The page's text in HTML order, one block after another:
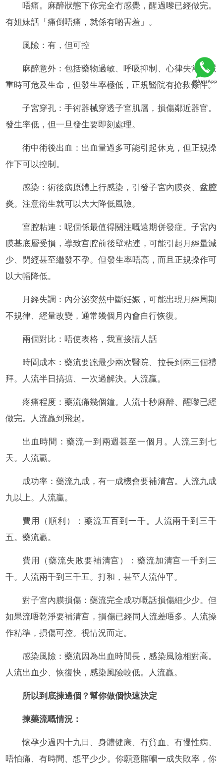
唔痛。麻醉狀態下你完全冇感覺，醒過嚟已經做完。
有姐妹話「痛倒唔痛，就係有啲害羞」。
風險：有，但可控
麻醉意外：包括藥物過敏、呼吸抑制、心律失常。嚴
重時可危及生命，但發生率極低，正規醫院有搶救條件。
子宮穿孔：手術器械穿透子宮肌層，損傷鄰近器官。
發生率低，但一旦發生要即刻處理。
術中術後出血：出血量過多可能引起休克，但正規操
作下可以控制。
感染：術後病原體上行感染，引發子宮內膜炎、 盆腔
炎。注意衛生就可以大大降低風險。
宮腔粘連：呢個係最值得關注嘅遠期併發症。子宮內
膜基底層受損，導致宫腔前後壁粘連，可能引起月經量減
少、閉經甚至繼發不孕。但發生率唔高，而且正規操作可
以大幅降低。
月經失調：內分泌突然中斷妊娠，可能出現月經周期
不規律、經量改變，通常幾個月內會自行恢復。
兩個對比：唔使表格，我直接講人話
時間成本：藥流要跑最少兩次醫院、拉長到兩三個禮
拜。人流半日搞掂、一次過解決。人流贏。
疼痛程度：藥流痛幾個鐘。人流十秒麻醉、醒嚟已經
做完。人流贏到飛起。
出血時間：藥流一到兩週甚至一個月。人流三到七
天。人流贏。
成功率：藥流九成，有一成機會要補清宫。人流九成
九以上。人流贏。
費用（順利）：藥流五百到一千。人流兩千到三千
五。藥流贏。
費用（藥流失敗要補清宫）：藥流加清宫一千到三
千。人流兩千到三千五。打和，甚至人流仲平。
對子宮內膜損傷：藥流完全成功嘅話損傷細少少。但
如果流唔乾淨要補清宫，損傷已經同人流差唔多。人流操
作精準，損傷可控。視情況而定。
感染風險：藥流因為出血時間長，感染風險相對高。
人流出血少、恢復快，感染風險較低。人流贏。
所以到底揀邊個？幫你做個快速決定
揀藥流嘅情況：
懷孕少過四十九日、身體健康、冇貧血、冇慢性病、
唔怕痛、有時間、想平少少。你願意賭嗰一成失敗率，你